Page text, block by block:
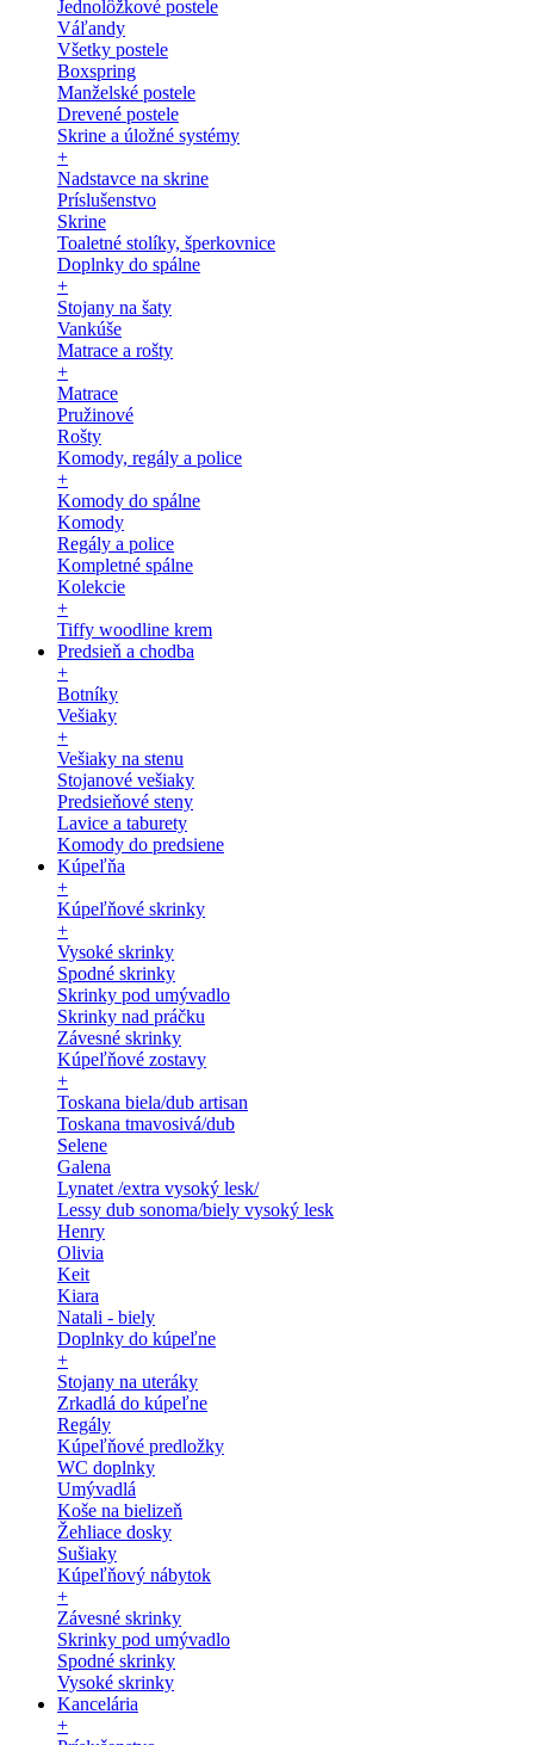
Jednolôžkové postele
Váľandy
Všetky postele
Boxspring
Manželské postele
Drevené postele
Skrine a úložné systémy
+
Nadstavce na skrine
Príslušenstvo
Skrine
Toaletné stolíky, šperkovnice
Doplnky do spálne
+
Stojany na šaty
Vankúše
Matrace a rošty
+
Matrace
Pružinové
Rošty
Komody, regály a police
+
Komody do spálne
Komody
Regály a police
Kompletné spálne
Kolekcie
+
Tiffy woodline krem
Predsieň a chodba
+
Botníky
Vešiaky
+
Vešiaky na stenu
Stojanové vešiaky
Predsieňové steny
Lavice a taburety
Komody do predsiene
Kúpeľňa
+
Kúpeľňové skrinky
+
Vysoké skrinky
Spodné skrinky
Skrinky pod umývadlo
Skrinky nad práčku
Závesné skrinky
Kúpeľňové zostavy
+
Toskana biela/dub artisan
Toskana tmavosivá/dub
Selene
Galena
Lynatet /extra vysoký lesk/
Lessy dub sonoma/biely vysoký lesk
Henry
Olivia
Keit
Kiara
Natali - biely
Doplnky do kúpeľne
+
Stojany na uteráky
Zrkadlá do kúpeľne
Regály
Kúpeľňové predložky
WC doplnky
Umývadlá
Koše na bielizeň
Žehliace dosky
Sušiaky
Kúpeľňový nábytok
+
Závesné skrinky
Skrinky pod umývadlo
Spodné skrinky
Vysoké skrinky
Kancelária
+